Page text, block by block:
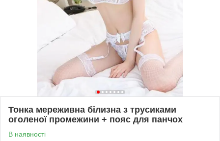
Тонка мереживна білизна з трусиками
оголеної промежини + пояс для панчох
В наявності